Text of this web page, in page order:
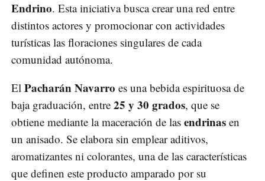
Endrino. Esta iniciativa busca crear una red entre
distintos actores y promocionar con actividades
turísticas las floraciones singulares de cada
comunidad autónoma.
El Pacharán Navarro es una bebida espirituosa de
baja graduación, entre 25 y 30 grados, que se
obtiene mediante la maceración de las endrinas en
un anisado. Se elabora sin emplear aditivos,
aromatizantes ni colorantes, una de las características
que definen este producto amparado por su